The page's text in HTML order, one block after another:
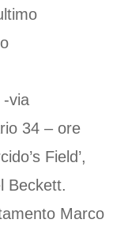
-via
34 – ore
Field’,
Beckett.
Marco